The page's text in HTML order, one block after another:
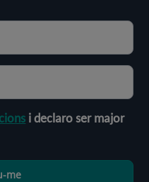
i declaro ser major
me